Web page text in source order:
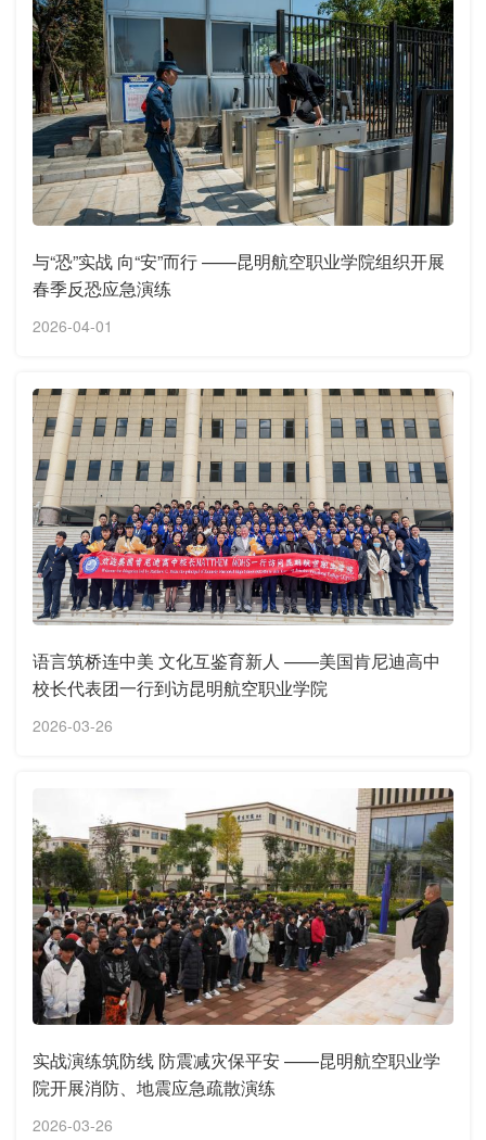
与“恐”实战 向“安”而行 ——昆明航空职业学院组织开展
春季反恐应急演练
2026-04-01
语言筑桥连中美 文化互鉴育新人 ——美国肯尼迪高中
校长代表团一行到访昆明航空职业学院
2026-03-26
实战演练筑防线 防震减灾保平安 ——昆明航空职业学
院开展消防、地震应急疏散演练
2026-03-26